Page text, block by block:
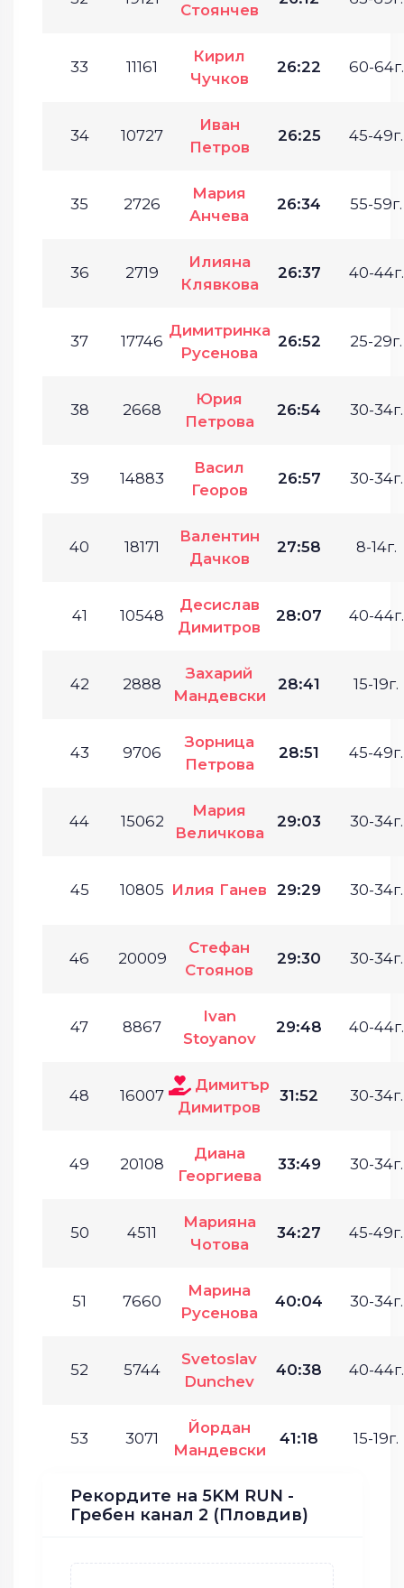
Стоянчев
33 11161
Кирил
Чучков
26:22 60-64г.
34 10727
Иван
Петров
26:25 45-49г.
35 2726
Мария
Анчева
26:34 55-59г.
36 2719
Илияна
Клявкова
26:37 40-44г.
37 17746
Димитринка
Русенова
26:52 25-29г.
38 2668
Юрия
Петрова
26:54 30-34г.
39 14883
Васил
Георов
26:57 30-34г.
40 18171
Валентин
Дачков
27:58 8-14г.
41 10548
Десислав
Димитров
28:07 40-44г.
42 2888
Захарий
Мандевски
28:41 15-19г.
43 9706
Зорница
Петрова
28:51 45-49г.
44 15062
Мария
Величкова
29:03 30-34г.
45 10805 Илия Ганев 29:29 30-34г.
46 20009
Стефан
Стоянов
29:30 30-34г.
47 8867
Ivan
Stoyanov
29:48 40-44г.
48 16007
Димитър
Димитров
31:52 30-34г.
49 20108
Диана
Георгиева
33:49 30-34г.
50 4511
Марияна
Чотова
34:27 45-49г.
51 7660
Марина
Русенова
40:04 30-34г.
52 5744
Svetoslav
Dunchev
40:38 40-44г.
53 3071
Йордан
Мандевски
41:18 15-19г.
Рекордите на 5KM RUN -
Гребен канал 2 (Пловдив)